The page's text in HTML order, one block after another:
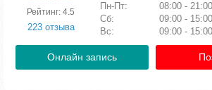
Рейтинг: 4.5
223 отзыва
Пн-Пт:
08:00 - 21:00
Сб:
09:00 - 15:00
Вс:
09:00 - 15:00
Онлайн запись